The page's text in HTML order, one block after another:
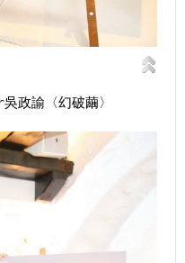
諭〈幻破繭〉